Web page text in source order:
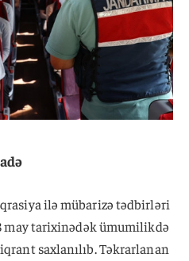
ilə mübarizə tədbirləri
may tarixinədək ümumilikdə
saxlanılıb. Təkrarlanan